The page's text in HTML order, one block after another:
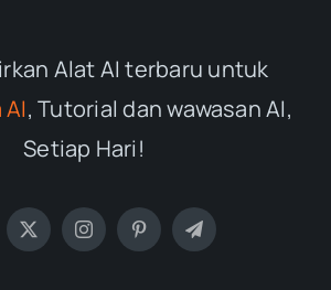
Alat AI terbaru untuk
, Tutorial dan wawasan AI,
Setiap Hari!